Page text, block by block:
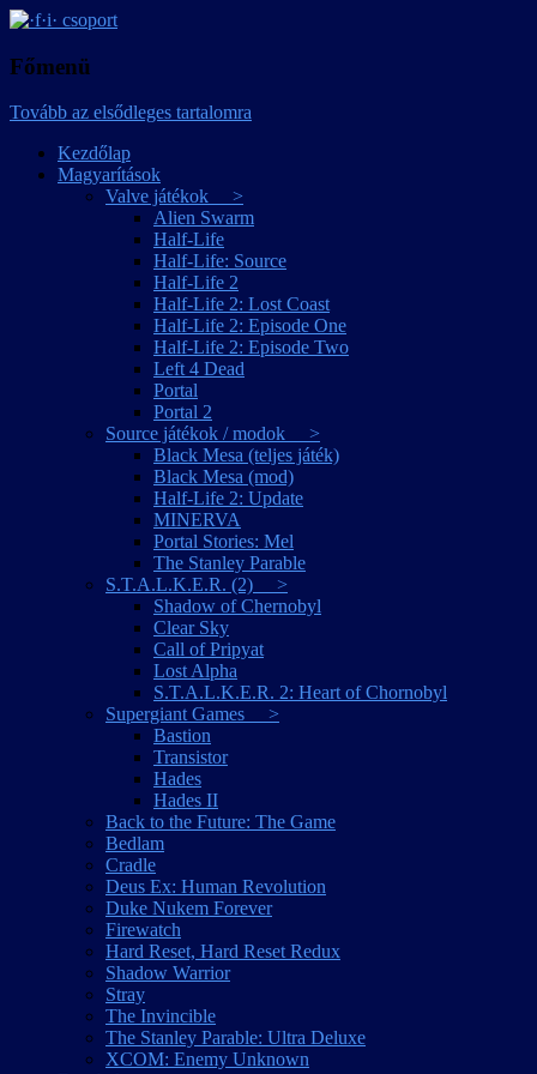
·f·i· csoport
Főmenü
Tovább az elsődleges tartalomra
Kezdőlap
Magyarítások
Valve játékok >
Alien Swarm
Half-Life
Half-Life: Source
Half-Life 2
Half-Life 2: Lost Coast
Half-Life 2: Episode One
Half-Life 2: Episode Two
Left 4 Dead
Portal
Portal 2
Source játékok / modok >
Black Mesa (teljes játék)
Black Mesa (mod)
Half-Life 2: Update
MINERVA
Portal Stories: Mel
The Stanley Parable
S.T.A.L.K.E.R. (2) >
Shadow of Chernobyl
Clear Sky
Call of Pripyat
Lost Alpha
S.T.A.L.K.E.R. 2: Heart of Chornobyl
Supergiant Games >
Bastion
Transistor
Hades
Hades II
Back to the Future: The Game
Bedlam
Cradle
Deus Ex: Human Revolution
Duke Nukem Forever
Firewatch
Hard Reset, Hard Reset Redux
Shadow Warrior
Stray
The Invincible
The Stanley Parable: Ultra Deluxe
XCOM: Enemy Unknown